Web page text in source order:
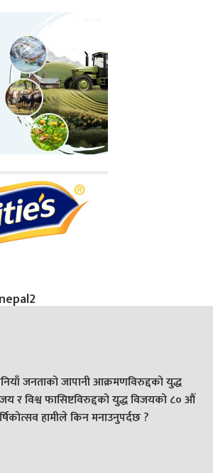
जनताको जापानी आक्रमणविरुद्दको युद्ध
र विश्व फासिष्टविरुद्दको युद्ध विजयको ८० औं
हामीले किन मनाउनुपर्दछ ?